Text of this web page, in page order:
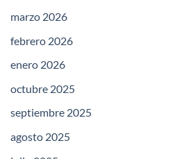
marzo 2026
febrero 2026
enero 2026
octubre 2025
septiembre 2025
agosto 2025